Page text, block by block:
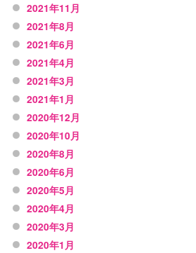
2021年11月
2021年8月
2021年6月
2021年4月
2021年3月
2021年1月
2020年12月
2020年10月
2020年8月
2020年6月
2020年5月
2020年4月
2020年3月
2020年1月